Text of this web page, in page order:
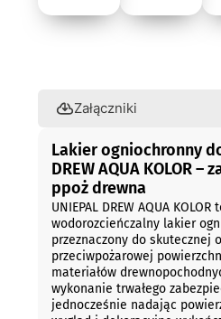
Załączniki
Lakier ogniochronny
DREW AQUA KOLOR –
ppoż drewna
UNIEPAL DREW AQUA
wodorozcieńczalny lakier
przeznaczony do skutecznej
przeciwpożarowej
materiałów
wykonanie trwałego
jednocześnie nadając